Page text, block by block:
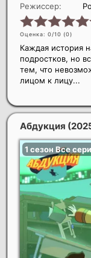
Режиссер:
Оценка: 0/10 (0)
Каждая история
подростков, но
тем, что
лицом к лицу...
Абдукция